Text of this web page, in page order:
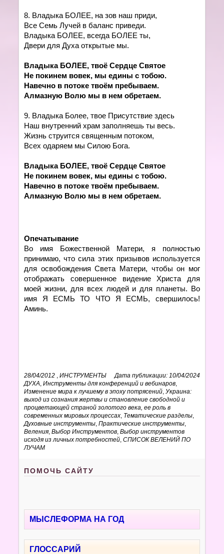
8. Владыка БОЛЕЕ, на зов наш приди,
Все Семь Лучей в баланс приведи.
Владыка БОЛЕЕ, всегда БОЛЕЕ ты,
Двери для Духа открытые мы.
Владыка БОЛЕЕ, твоё Сердце Святое
Не покинем вовек, мы едины с тобою.
Навечно в потоке твоём пребываем.
Алмазную Волю мы в нем обретаем.
9. Владыка Более, твое Присутствие здесь
Наш внутренний храм заполняешь ты весь.
Жизнь струится священным потоком,
Всех одаряем мы Силою Бога.
Владыка БОЛЕЕ, твоё Сердце Святое
Не покинем вовек, мы едины с тобою.
Навечно в потоке твоём пребываем.
Алмазную Волю мы в нем обретаем.
Опечатывание
Во имя Божественной Матери, я полностью
принимаю, что сила этих призывов используется
для освобождения Света Матери, чтобы он мог
отображать совершенное видение Христа для
моей жизни, для всех людей и для планеты. Во
имя Я ЕСМЬ ТО ЧТО Я ЕСМЬ, свершилось!
Аминь.
28/04/2012 Дата публикации: 10/04/2024
,ИНСТРУМЕНТЫ
ДУХА ,Инструменты для конференций и вебинаров
Изменение мира к лучшему в эпоху потрясений Украина:
выход из сознания жертвы и становление свободной и
процветающей страной золотого века, ее роль в
современных мировых процессах Тематические разделы
Духовные инструменты ,Практические инструменты
Веления ,Выбор Инструментов ,Выбор инструментов
исходя из личных потребностей ,СПИСОК ВЕЛЕНИЙ ПО
ЛУЧАМ
ПОМОЧЬ САЙТУ
МЫСЛЕФОРМА НА ГОД
ГЛОССАРИЙ